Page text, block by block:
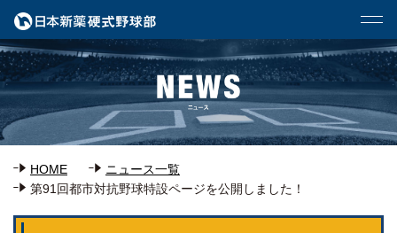
HOME
ニュース一覧
第91回都市対抗野球特設ページを公開しました！